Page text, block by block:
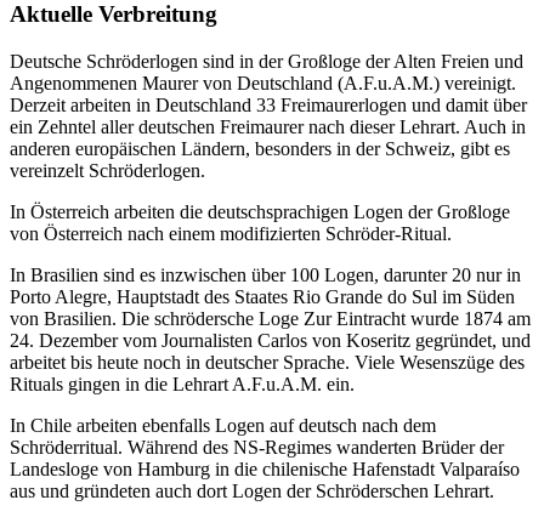
Aktuelle Verbreitung
Deutsche Schröderlogen sind in der Großloge der Alten Freien und
Angenommenen Maurer von Deutschland (A.F.u.A.M.) vereinigt.
Derzeit arbeiten in Deutschland 33 Freimaurerlogen und damit über
ein Zehntel aller deutschen Freimaurer nach dieser Lehrart. Auch in
anderen europäischen Ländern, besonders in der Schweiz, gibt es
vereinzelt Schröderlogen.
In Österreich arbeiten die deutschsprachigen Logen der Großloge
von Österreich nach einem modifizierten Schröder-Ritual.
In Brasilien sind es inzwischen über 100 Logen, darunter 20 nur in
Porto Alegre, Hauptstadt des Staates Rio Grande do Sul im Süden
von Brasilien. Die schrödersche Loge Zur Eintracht wurde 1874 am
24. Dezember vom Journalisten Carlos von Koseritz gegründet, und
arbeitet bis heute noch in deutscher Sprache. Viele Wesenszüge des
Rituals gingen in die Lehrart A.F.u.A.M. ein.
In Chile arbeiten ebenfalls Logen auf deutsch nach dem
Schröderritual. Während des NS-Regimes wanderten Brüder der
Landesloge von Hamburg in die chilenische Hafenstadt Valparaíso
aus und gründeten auch dort Logen der Schröderschen Lehrart.